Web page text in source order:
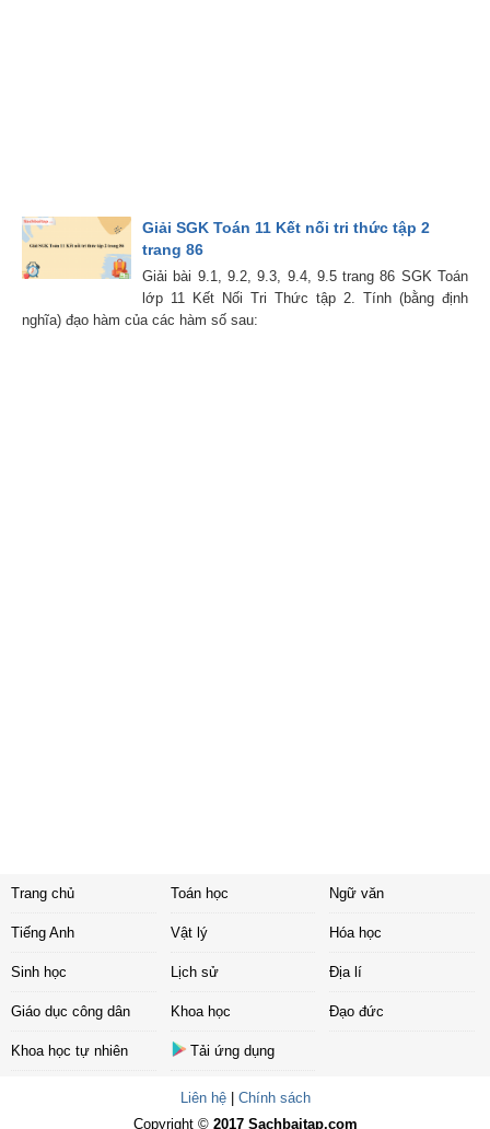
Giải SGK Toán 11 Kết nối tri thức tập 2
trang 86
Giải bài 9.1, 9.2, 9.3, 9.4, 9.5 trang 86 SGK Toán
lớp 11 Kết Nối Tri Thức tập 2. Tính (bằng định
nghĩa) đạo hàm của các hàm số sau:
Trang chủ Toán học Ngữ văn
Tiếng Anh Vật lý Hóa học
Sinh học Lịch sử Địa lí
Giáo dục công dân Khoa học Đạo đức
Khoa học tự nhiên Tải ứng dụng
Liên hệ| Chính sách
Copyright © 2017 Sachbaitap.com